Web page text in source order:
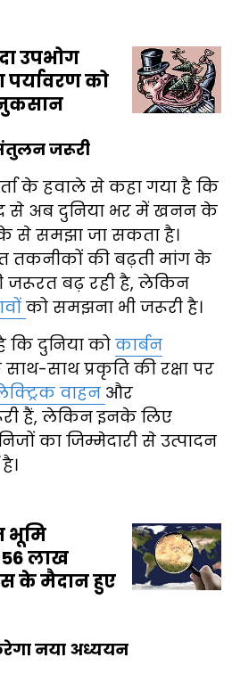
उपभोग
को
जरूरी
के हवाले से कहा गया है कि
से अब दुनिया भर में खनन के
से समझा जा सकता है।
तकनीकों की बढ़ती मांग के
जरूरत बढ़ रही है, लेकिन
को समझना भी जरूरी है।
कि दुनिया को कार्बन
साथ प्रकृति की रक्षा पर
वाहन और
हैं, लेकिन इनके लिए
का जिम्मेदारी से उत्पादन
भूमि
लाख
के मैदान हुए
नया अध्ययन